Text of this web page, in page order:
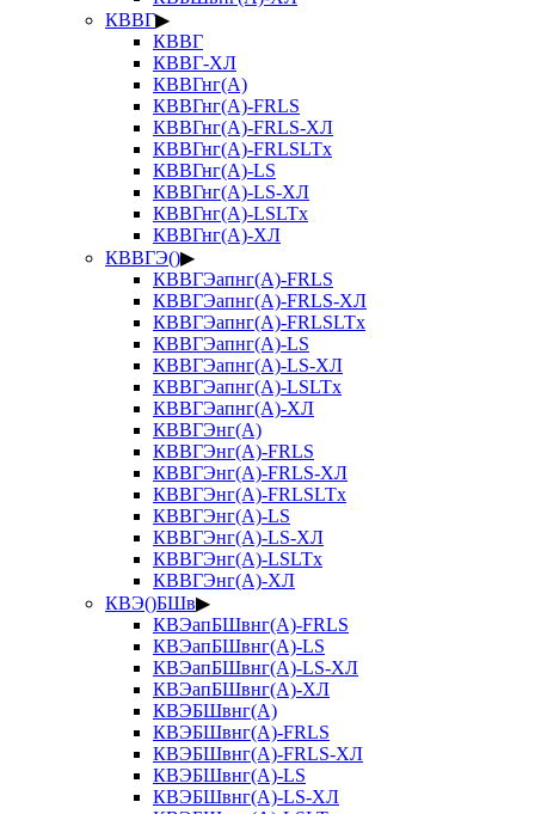
КВВГ▶
КВВГ
КВВГ-ХЛ
КВВГнг(А)
КВВГнг(А)-FRLS
КВВГнг(А)-FRLS-ХЛ
КВВГнг(А)-FRLSLTx
КВВГнг(А)-LS
КВВГнг(А)-LS-ХЛ
КВВГнг(А)-LSLTx
КВВГнг(А)-ХЛ
КВВГЭ()▶
КВВГЭапнг(А)-FRLS
КВВГЭапнг(А)-FRLS-ХЛ
КВВГЭапнг(А)-FRLSLTx
КВВГЭапнг(А)-LS
КВВГЭапнг(А)-LS-ХЛ
КВВГЭапнг(А)-LSLTx
КВВГЭапнг(А)-ХЛ
КВВГЭнг(А)
КВВГЭнг(А)-FRLS
КВВГЭнг(А)-FRLS-ХЛ
КВВГЭнг(А)-FRLSLTx
КВВГЭнг(А)-LS
КВВГЭнг(А)-LS-ХЛ
КВВГЭнг(А)-LSLTx
КВВГЭнг(А)-ХЛ
КВЭ()БШв▶
КВЭапБШвнг(А)-FRLS
КВЭапБШвнг(А)-LS
КВЭапБШвнг(А)-LS-ХЛ
КВЭапБШвнг(А)-ХЛ
КВЭБШвнг(А)
КВЭБШвнг(А)-FRLS
КВЭБШвнг(А)-FRLS-ХЛ
КВЭБШвнг(А)-LS
КВЭБШвнг(А)-LS-ХЛ